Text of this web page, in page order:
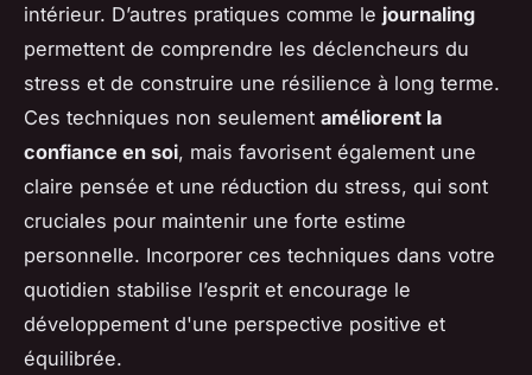
intérieur. D’autres pratiques comme le journaling
permettent de comprendre les déclencheurs du
stress et de construire une résilience à long terme.
Ces techniques non seulement améliorent la
confiance en soi, mais favorisent également une
claire pensée et une réduction du stress, qui sont
cruciales pour maintenir une forte estime
personnelle. Incorporer ces techniques dans votre
quotidien stabilise l’esprit et encourage le
développement d'une perspective positive et
équilibrée.